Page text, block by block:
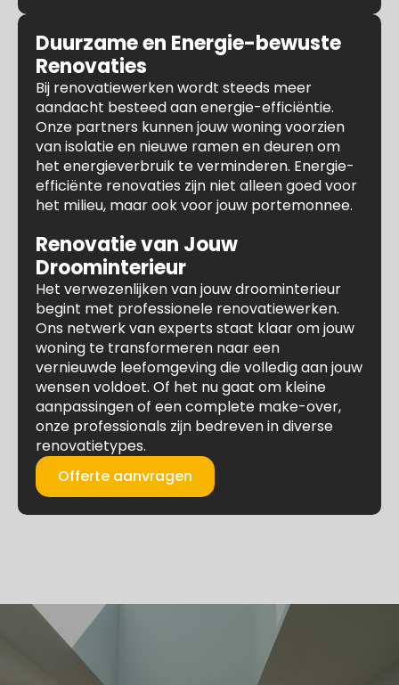
Duurzame en Energie-bewuste
Renovaties
Bij renovatiewerken wordt steeds meer
aandacht besteed aan energie-efficiëntie.
Onze partners kunnen jouw woning voorzien
van isolatie en nieuwe ramen en deuren om
het energieverbruik te verminderen. Energie-
efficiënte renovaties zijn niet alleen goed voor
het milieu, maar ook voor jouw portemonnee.
Renovatie van Jouw
Droominterieur
Het verwezenlijken van jouw droominterieur
begint met professionele renovatiewerken.
Ons netwerk van experts staat klaar om jouw
woning te transformeren naar een
vernieuwde leefomgeving die volledig aan jouw
wensen voldoet. Of het nu gaat om kleine
aanpassingen of een complete make-over,
onze professionals zijn bedreven in diverse
renovatietypes.
Offerte aanvragen